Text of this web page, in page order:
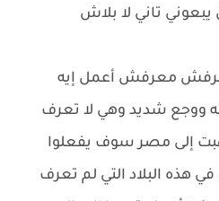
تاني لا بلاش
معرفش أعمل إيه
ووجع شديد وهي لا تعرف
إلى مصر سوف يفعلوا
هذه البلاد التي لم تعرف